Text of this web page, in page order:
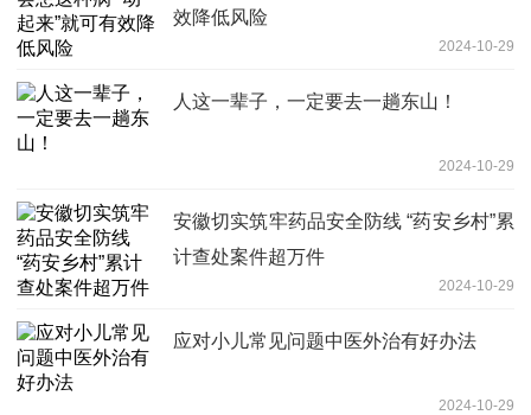
效降低风险
2024-10-29
人这一辈子，一定要去一趟东山！
2024-10-29
安徽切实筑牢药品安全防线 “药安乡村”累
计查处案件超万件
2024-10-29
应对小儿常见问题中医外治有好办法
2024-10-29